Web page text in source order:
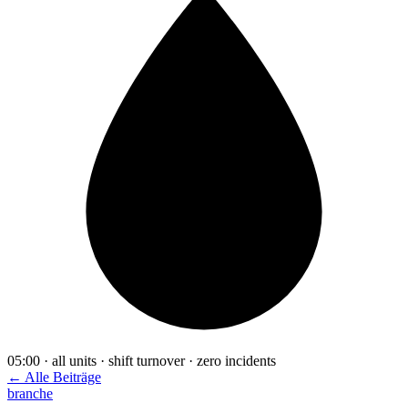
05:00 · all units · shift turnover · zero incidents
← Alle Beiträge
branche